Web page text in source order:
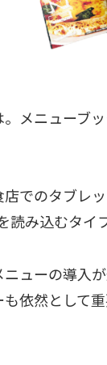
メニューブ
でのタブレ
読み込むタイ
ューの導入
依然として